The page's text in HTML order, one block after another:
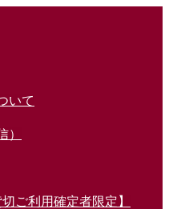
いて
）
ご利用確定者限定】